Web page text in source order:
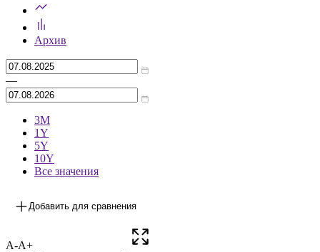
Архив
—
3М
1Y
5Y
10Y
Все значения
Добавить для сравнения
A-A+